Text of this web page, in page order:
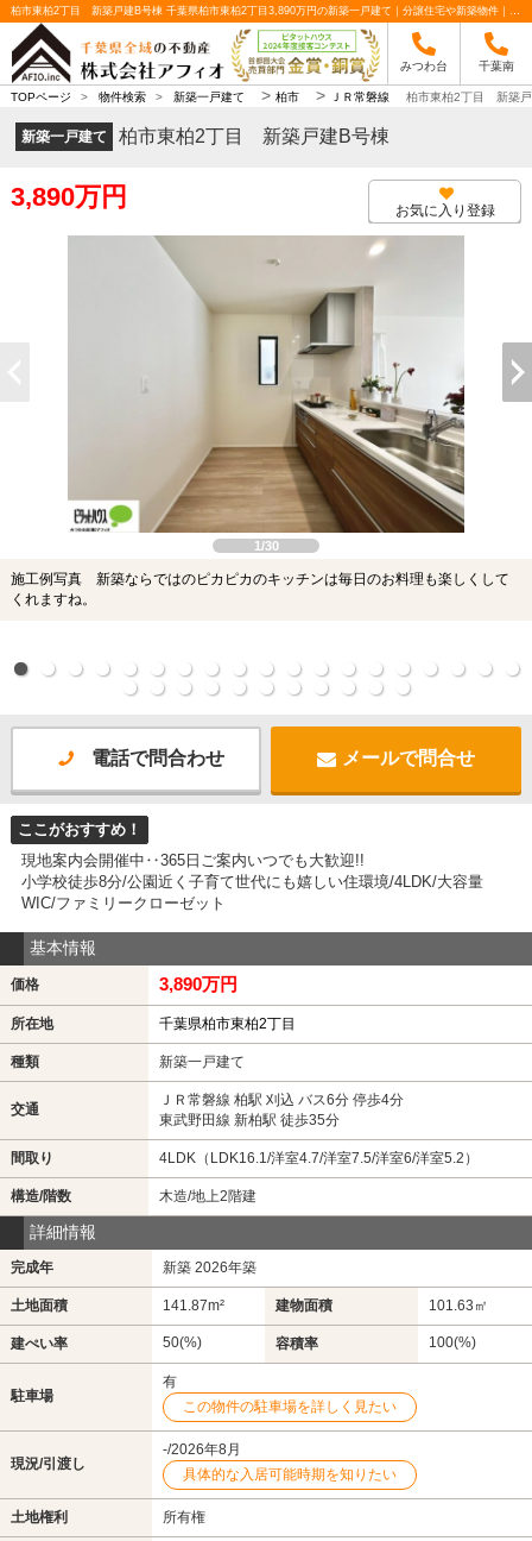
柏市東柏2丁目 新築戸建B号棟 千葉県柏市東柏2丁目3,890万円の新築一戸建て｜分譲住宅や新築物件｜株式会社アフィオ
みつわ台 千葉南
TOPページ > 物件検索 > 新築一戸建て > 柏市 > ＪＲ常磐線 柏市東柏2丁目 新築
新築一戸建て 柏市東柏2丁目 新築戸建B号棟
3,890万円 お気に入り登録
1/30
施工例写真 新築ならではのピカピカのキッチンは毎日のお料理も楽しくして
くれますね。
電話で問合わせ メールで問合せ
ここがおすすめ！
現地案内会開催中‥365日ご案内いつでも大歓迎!!
小学校徒歩8分/公園近く子育て世代にも嬉しい住環境/4LDK/大容量
WIC/ファミリークローゼット
基本情報
価格 3,890万円
所在地 千葉県柏市東柏2丁目
種類 新築一戸建て
交通
ＪＲ常磐線 柏駅 刈込 バス6分 停歩4分
東武野田線 新柏駅 徒歩35分
間取り 4LDK（LDK16.1/洋室4.7/洋室7.5/洋室6/洋室5.2）
構造/階数 木造/地上2階建
詳細情報
完成年 新築 2026年築
土地面積 141.87m² 建物面積 101.63㎡
建ぺい率 50(%) 容積率 100(%)
駐車場
有
この物件の駐車場を詳しく見たい
現況/引渡し
-/2026年8月
具体的な入居可能時期を知りたい
土地権利 所有権